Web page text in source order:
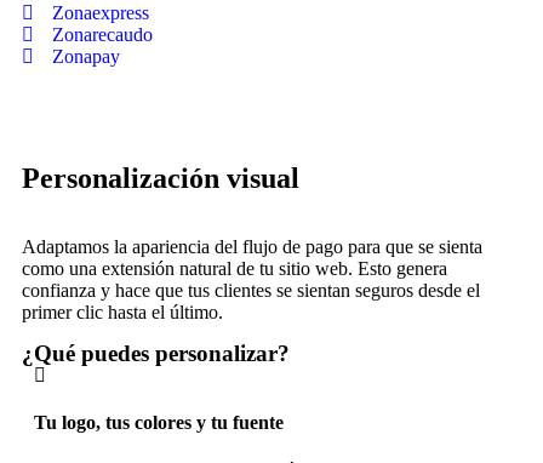
Zonaexpress
Zonarecaudo
Zonapay
Personalización visual
Adaptamos la apariencia del flujo de pago para que se sienta
como una extensión natural de tu sitio web. Esto genera
confianza y hace que tus clientes se sientan seguros desde el
primer clic hasta el último.
¿Qué puedes personalizar?
Tu logo, tus colores y tu fuente